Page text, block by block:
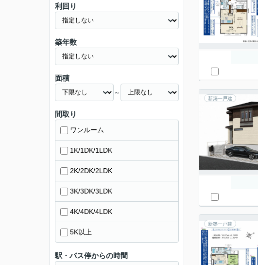
新築一戸建
新築一戸建
利回り
築年数
面積
～
間取り
ワンルーム
1K/1DK/1LDK
2K/2DK/2LDK
3K/3DK/3LDK
4K/4DK/4LDK
5K以上
駅・バス停からの時間